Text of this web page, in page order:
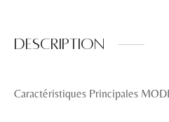
Description
Caractéristiques Principales